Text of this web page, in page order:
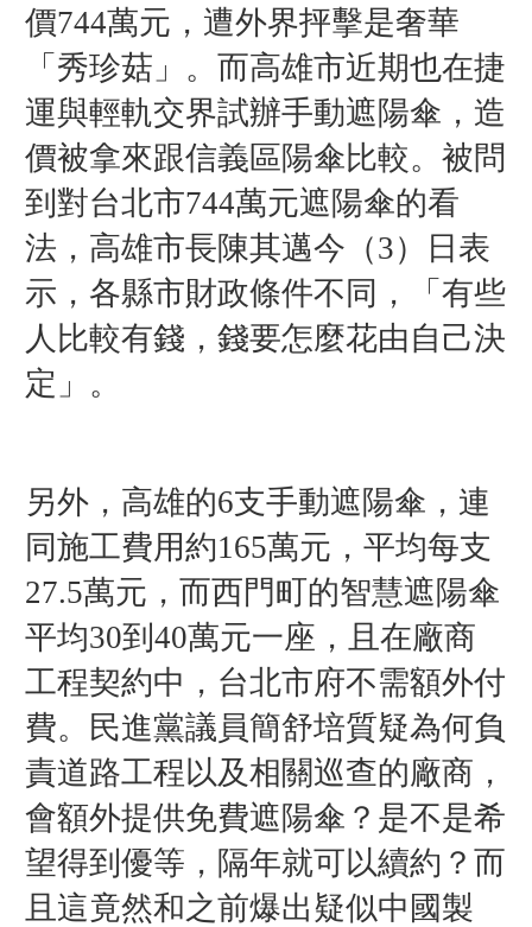
價744萬元，遭外界抨擊是奢華
「秀珍菇」。而高雄市近期也在捷
運與輕軌交界試辦手動遮陽傘，造
價被拿來跟信義區陽傘比較。被問
到對台北市744萬元遮陽傘的看
法，高雄市長陳其邁今（3）日 表
示，各縣市財政條件不同，「有些
人比較有錢，錢要怎麼花由自己決
定」。
另外， 高雄的6支手動遮陽傘，連
同施工費用約165萬元，平均每支
27.5萬元，而西門町的智慧遮陽傘
平均30到40萬元一座，且在廠商
工程契約中，台北市府不需額外付
費。
民進黨議員簡舒培質疑為何負
責道路工程以及相關巡查的廠商，
會額外提供免費遮陽傘？是不是希
望得到優等， 隔年就可以續約？而
且這竟然和之前爆出疑似中國製